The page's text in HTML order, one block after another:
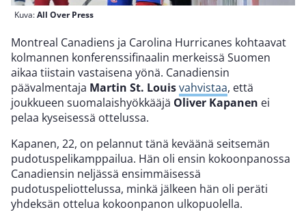
Kuva:All Over Press
Montreal Canadiens ja Carolina Hurricanes kohtaavat
kolmannen konferenssifinaalin merkeissä Suomen
aikaa tiistain vastaisena yönä. Canadiensin
päävalmentaja Martin St. Louisvahvistaa, että
joukkueen suomalaishyökkääjä Oliver Kapanen ei
pelaa kyseisessä ottelussa.
Kapanen, 22, on pelannut tänä keväänä seitsemän
pudotuspelikamppailua. Hän oli ensin kokoonpanossa
Canadiensin neljässä ensimmäisessä
pudotuspeliottelussa, minkä jälkeen hän oli peräti
yhdeksän ottelua kokoonpanon ulkopuolella.